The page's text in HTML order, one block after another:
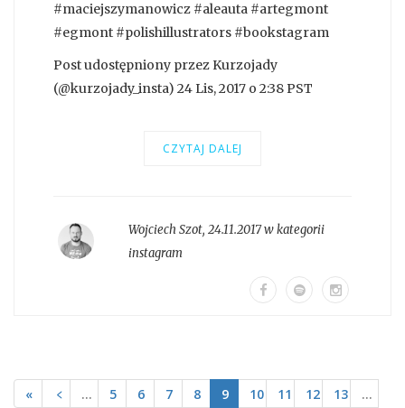
#maciejszymanowicz #aleauta #artegmont
#egmont #polishillustrators #bookstagram
Post udostępniony przez Kurzojady
(@kurzojady_insta) 24 Lis, 2017 o 2:38 PST
CZYTAJ DALEJ
Wojciech Szot, 24.11.2017 w kategorii
instagram
« ﹤ … 5 6 7 8 9 10 11 12 13
…